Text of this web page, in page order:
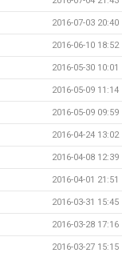
2016-07-03 20:40
2016-06-10 18:52
2016-05-30 10:01
2016-05-09 11:14
2016-05-09 09:59
2016-04-24 13:02
2016-04-08 12:39
2016-04-01 21:51
2016-03-31 15:45
2016-03-28 17:16
2016-03-27 15:15